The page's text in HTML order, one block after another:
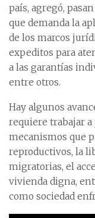
país, agregó,
que demanda la
de los marcos
expeditos para
a las garantías
entre otros.
Hay algunos
requiere trabajar
mecanismos que
reproductivos, la
migratorias, el
vivienda digna,
como sociedad